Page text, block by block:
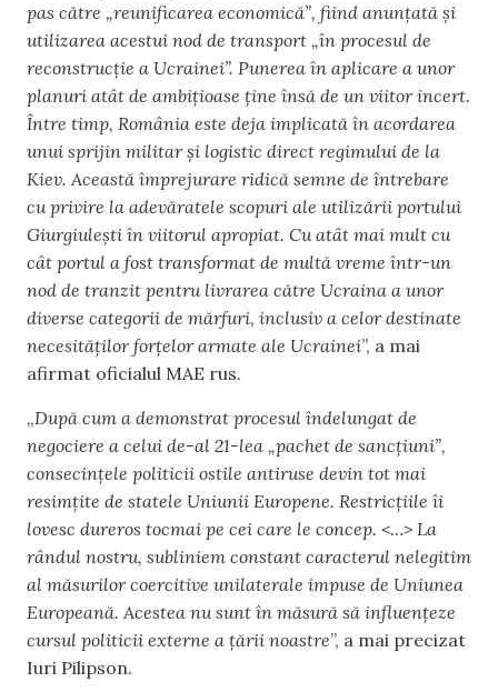
pas către „reunificarea economică”, fiind anunțată și
utilizarea acestui nod de transport „în procesul de
reconstrucție a Ucrainei”. Punerea în aplicare a unor
planuri atât de ambițioase ține însă de un viitor incert.
Între timp, România este deja implicată în acordarea
unui sprijin militar și logistic direct regimului de la
Kiev. Această împrejurare ridică semne de întrebare
cu privire la adevăratele scopuri ale utilizării portului
Giurgiulești în viitorul apropiat. Cu atât mai mult cu
cât portul a fost transformat de multă vreme într-un
nod de tranzit pentru livrarea către Ucraina a unor
diverse categorii de mărfuri, inclusiv a celor destinate
necesităților forțelor armate ale Ucrainei”, a mai
afirmat oficialul MAE rus.
„După cum a demonstrat procesul îndelungat de
negociere a celui de-al 21-lea „pachet de sancțiuni”,
consecințele politicii ostile antiruse devin tot mai
resimțite de statele Uniunii Europene. Restricțiile îi
lovesc dureros tocmai pe cei care le concep. <…> La
rândul nostru, subliniem constant caracterul nelegitim
al măsurilor coercitive unilaterale impuse de Uniunea
Europeană. Acestea nu sunt în măsură să influențeze
cursul politicii externe a țării noastre”, a mai precizat
Iuri Pilipson.